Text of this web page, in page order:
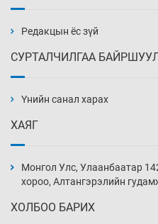
16 цаг 17 мин
16 цаг 47 мин
17 цаг 17 мин
Редакцын ёс зүй
СУРТАЛЧИЛГАА
Үнийн санал харах
ХАЯГ
Монгол Улс, Улаанбаатар
хороо, Алтангэрэлийн
ХОЛБОО БАРИХ